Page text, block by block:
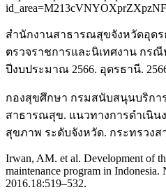
สำนักงานสาธารณสุขจังหวัดอุดร
ตรวจราชการและนิเทศงาน กร
ปีงบประมาณ 2566. อุดรธานี.
กองสุขศึกษา กรมสนับสนุนบริกา
สาธารณสุข. แนวทางการดำเนิน
สุขภาพ ระดับจังหวัด. กระทรวง
Irwan, AM. et al. Development of
maintenance program in Indonesia.
2016.18:519–532.